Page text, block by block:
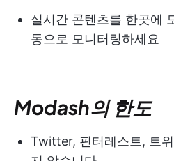
실시간 콘텐츠를 한곳에
동으로 모니터링하세요
Modash의 한도
Twitter, 핀터레스트, 트